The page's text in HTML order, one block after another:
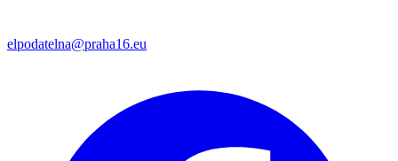
elpodatelna@praha16.eu